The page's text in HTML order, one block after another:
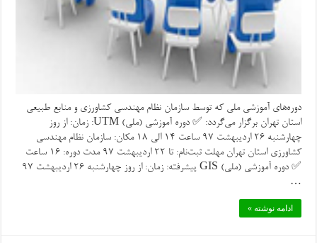
دوره‌های آموزشی ملی که توسط سازمان نظام مهندسی کشاورزی و منابع طبیعی
استان تهران برگزار می‌گردد: ✅ دوره آموزشی (ملی) UTM: زمان: از روز
چهارشنبه ۲۶ اردیبهشت ۹۷ ساعت ١۴ الی ١٨ مکان: سازمان نظام مهندسی
کشاورزی استان تهران مهلت ثبت‌نام: تا ۲۲ اردیبهشت ۹۷ مدت دوره: ١۶ ساعت
✅ دوره آموزشی (ملی) GIS پیشرفته: زمان: از روز چهارشنبه ۲۶ اردیبهشت ۹۷
…
ادامه نوشته »